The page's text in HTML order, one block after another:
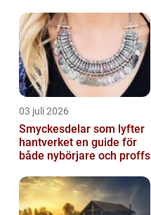
03 juli 2026
Smyckesdelar som lyfter
hantverket en guide för
både nybörjare och proffs